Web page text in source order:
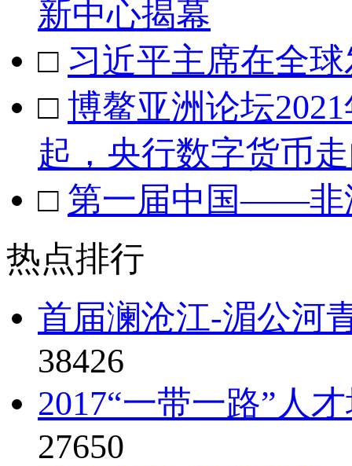
新中心揭幕
□ 习近平主席在全
□ 博鳌亚洲论坛
起，央行数字货币
□ 第一届中国——非
热点排行
首届澜沧江-湄公河
38426
2017“一带一路”人
27650